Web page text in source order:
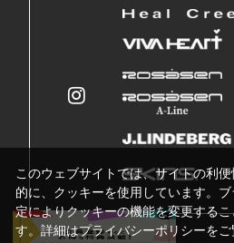
このウェブサイトでは、サイトの利
的に、クッキーを使用しています。
定によりクッキーの機能を変更する
す。詳細はプライバシーポリシーをご